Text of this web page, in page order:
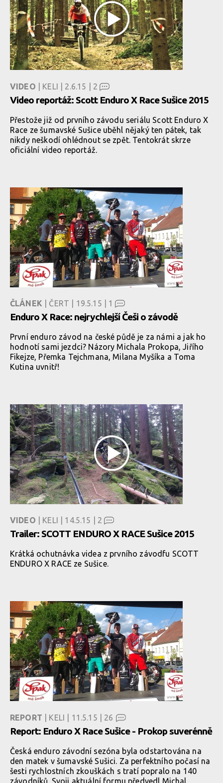
VIDEO | KELI | 2.6.15 | 2
Video reportáž: Scott Enduro X Race Sušice 2015
Přestože již od prvního závodu seriálu Scott Enduro X
Race ze šumavské Sušice uběhl nějaký ten pátek, tak
nikdy neškodí ohlédnout se zpět. Tentokrát skrze
oficiální video reportáž.
ČLÁNEK | ČERT | 19.5.15 | 1
Enduro X Race: nejrychlejší Češi o závodě
První enduro závod na české půdě je za námi a jak ho
hodnotí sami jezdci? Názory Michala Prokopa, Jiřího
Fikejze, Přemka Tejchmana, Milana Myšíka a Toma
Kutina uvnitř!
VIDEO | KELI | 14.5.15 | 2
Trailer: SCOTT ENDURO X RACE Sušice 2015
Krátká ochutnávka videa z prvního závodfu SCOTT
ENDURO X RACE ze Sušice.
REPORT | KELI | 11.5.15 | 26
Report: Enduro X Race Sušice - Prokop suverénně
Česká enduro závodní sezóna byla odstartována na
den matek v šumavské Sušici. Za perfektního počasí na
šesti rychlostních zkouškách s tratí popralo na 140
závodníků. Svoji aktuální formu předvedl Michal